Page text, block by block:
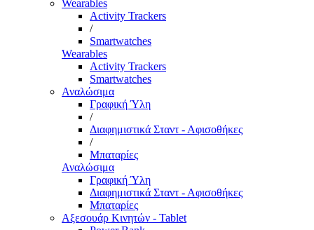
Wearables
Activity Trackers
/
Smartwatches
Wearables
Activity Trackers
Smartwatches
Αναλώσιμα
Γραφική Ύλη
/
Διαφημιστικά Σταντ - Αφισοθήκες
/
Μπαταρίες
Αναλώσιμα
Γραφική Ύλη
Διαφημιστικά Σταντ - Αφισοθήκες
Μπαταρίες
Αξεσουάρ Κινητών - Tablet